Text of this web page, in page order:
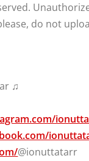
do not
♫
@ionuttatarr